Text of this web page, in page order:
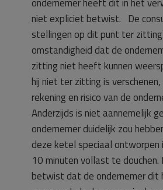
niet expliciet betwist. De
stellingen op dit punt ter
omstandigheid dat de
zitting niet heeft kunnen
hij niet ter zitting is
rekening en risico van de
Anderzijds is niet aannemelijk
ondernemer duidelijk zou
deze ketel speciaal ontworpen
10 minuten vollast te douchen.
betwist dat de ondernemer dit